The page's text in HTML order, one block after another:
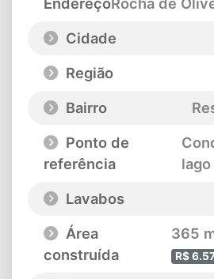
Cidade
Região
Bairro
Ponto de
referência
lago
Lavabos
Área
construída
365
R$